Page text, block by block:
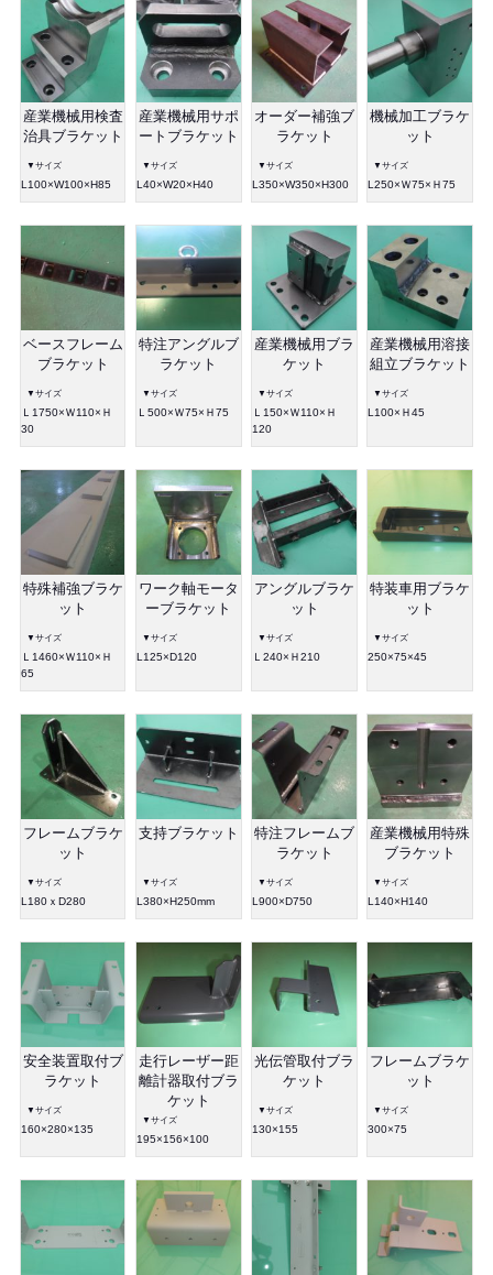
産業機械用検査
治具ブラケット
▼サイズ
L100×W100×H85
産業機械用サポ
ートブラケット
▼サイズ
L40×W20×H40
オーダー補強ブ
ラケット
▼サイズ
L350×W350×H300
機械加工ブラケ
ット
▼サイズ
L250×Ｗ75×Ｈ75
ベースフレーム
ブラケット
▼サイズ
Ｌ1750×Ｗ110×Ｈ
30
特注アングルブ
ラケット
▼サイズ
Ｌ500×Ｗ75×Ｈ75
産業機械用ブラ
ケット
▼サイズ
Ｌ150×Ｗ110×Ｈ
120
産業機械用溶接
組立ブラケット
▼サイズ
L100×Ｈ45
特殊補強ブラケ
ット
▼サイズ
Ｌ1460×Ｗ110×Ｈ
65
ワーク軸モータ
ーブラケット
▼サイズ
L125×D120
アングルブラケ
ット
▼サイズ
Ｌ240×Ｈ210
特装車用ブラケ
ット
▼サイズ
250×75×45
フレームブラケ
ット
▼サイズ
L180ｘD280
支持ブラケット
▼サイズ
L380×H250mm
特注フレームブ
ラケット
▼サイズ
L900×D750
産業機械用特殊
ブラケット
▼サイズ
L140×H140
安全装置取付ブ
ラケット
▼サイズ
160×280×135
走行レーザー距
離計器取付ブラ
ケット
▼サイズ
195×156×100
光伝管取付ブラ
ケット
▼サイズ
130×155
フレームブラケ
ット
▼サイズ
300×75